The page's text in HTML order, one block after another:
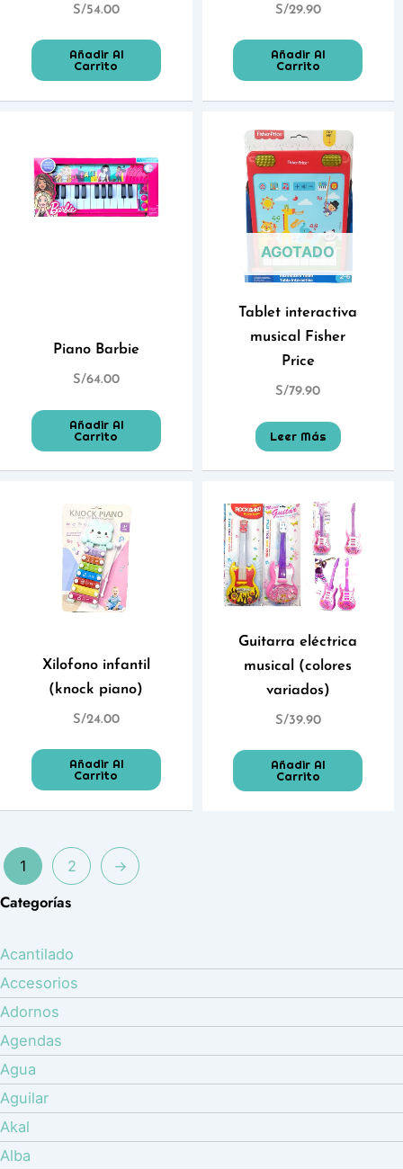
Categorías
Acantilado
Accesorios
Adornos
Agendas
Agua
Aguilar
Akal
Alba
S/54.00
Añadir Al
Carrito
S/29.90
Añadir Al
Carrito
Piano Barbie
S/64.00
Añadir Al
Carrito
AGOTADO
Tablet interactiva
musical Fisher
Price
S/79.90
Leer Más
Xilofono infantil
(knock piano)
S/24.00
Añadir Al
Carrito
Guitarra eléctrica
musical (colores
variados)
S/39.90
Añadir Al
Carrito
1 2 →